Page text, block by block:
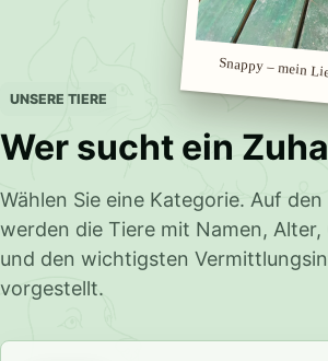
Snappy – mein
UNSERE TIERE
Wer sucht ein
Wählen Sie eine Kategorie. Auf
werden die Tiere mit Namen,
und den wichtigsten
vorgestellt.